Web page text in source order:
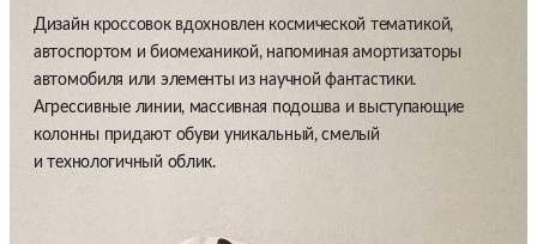
Дизайн кроссовок вдохновлен космической тематикой,
автоспортом и биомеханикой, напоминая амортизаторы
автомобиля или элементы из научной фантастики.
Агрессивные линии, массивная подошва и выступающие
колонны придают обуви уникальный, смелый
и технологичный облик.